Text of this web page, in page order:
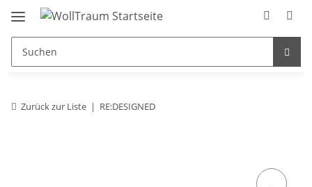
Zurück zur Liste RE:DESIGNED